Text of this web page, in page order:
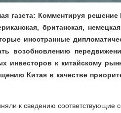
газета: Комментируя
британская,
иностранные
возобновлению
инвесторов к китайскому
Китая в качестве
к сведению соответствующие